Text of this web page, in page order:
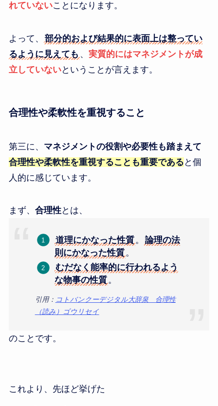
れていないことになります。
よって、
部分的および結果的に表面上は整ってい
るように見えても 、 実質的にはマネジメントが成
立していないということが言えます。
合理性や柔軟性を重視すること
第三に、 マネジメントの役割や必要性も踏まえて
合理性や柔軟性を重視することも重要である と個
人的に感じています。
まず、 合理性とは、
道理にかなった性質 。
論理の法
則にかなった性質 。
むだなく能率的に行われるよう
な物事の性質。
引用： コトバンクーデジタル大辞泉 合理性
（読み）ゴウリセイ
のことです。
これより、先ほど挙げた